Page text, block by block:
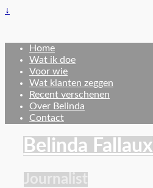
↓
Home
Wat ik doe
Voor wie
Wat klanten zeggen
Recent verschenen
Over Belinda
Contact
Belinda Fallaux
Journalist